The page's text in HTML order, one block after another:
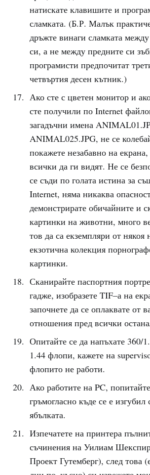
натискате клавишите и
сламката. (Б.Р. Малък
дръжте винаги сламката
си, а не между предните си
програмисти предпочитат
четвъртия десен кътник.)
Ако сте с цветен монитор и
сте получили по Internet
загадъчни имена
ANIMAL025.JPG, не се
покажете незабавно на екрана,
всички да ги видят. Не се
се съди по голата истина за
Internet, няма никаква
демонстрирате обичайните и
картинки на животни, много
тов да са екземпляри от някоя
екзотична колекция
картинки.
Сканирайте паспортния
гадже, изобразете TIF–а на
започнете да се оплаквате от
отношения пред всички
Опитайте се да напъхате 360/
1.44 флопи, кажете на
флопито не работи.
Ако работите на PC, попитайте
гръмогласно къде се е изгубил
ябълката.
Изпечатете на принтера
съчинения на Уилиам
Проект Гутемберг), след това